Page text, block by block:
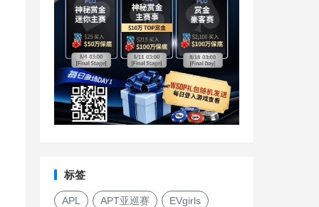
标签
APL APT亚巡赛 EVgirls